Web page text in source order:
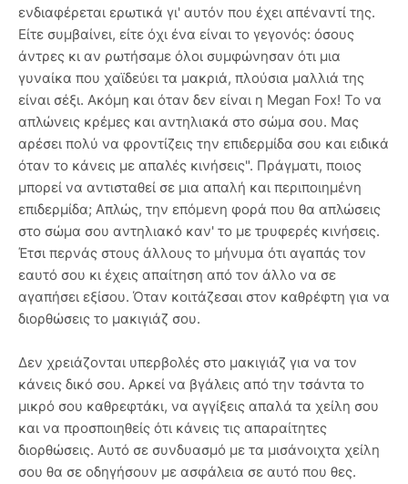
ενδιαφέρεται ερωτικά γι' αυτόν που έχει απέναντί της.
Είτε συμβαίνει, είτε όχι ένα είναι το γεγονός: όσους
άντρες κι αν ρωτήσαμε όλοι συμφώνησαν ότι μια
γυναίκα που χαϊδεύει τα μακριά, πλούσια μαλλιά της
είναι σέξι. Ακόμη και όταν δεν είναι η Megan Fox! To να
απλώνεις κρέμες και αντηλιακά στο σώμα σου. Μας
αρέσει πολύ να φροντίζεις την επιδερμίδα σου και ειδικά
όταν το κάνεις με απαλές κινήσεις". Πράγματι, ποιος
μπορεί να αντισταθεί σε μια απαλή και περιποιημένη
επιδερμίδα; Απλώς, την επόμενη φορά που θα απλώσεις
στο σώμα σου αντηλιακό καν' το με τρυφερές κινήσεις.
Έτσι περνάς στους άλλους το μήνυμα ότι αγαπάς τον
εαυτό σου κι έχεις απαίτηση από τον άλλο να σε
αγαπήσει εξίσου. Όταν κοιτάζεσαι στον καθρέφτη για να
διορθώσεις το μακιγιάζ σου.
Δεν χρειάζονται υπερβολές στο μακιγιάζ για να τον
κάνεις δικό σου. Αρκεί να βγάλεις από την τσάντα το
μικρό σου καθρεφτάκι, να αγγίξεις απαλά τα χείλη σου
και να προσποιηθείς ότι κάνεις τις απαραίτητες
διορθώσεις. Αυτό σε συνδυασμό με τα μισάνοιχτα χείλη
σου θα σε οδηγήσουν με ασφάλεια σε αυτό που θες.